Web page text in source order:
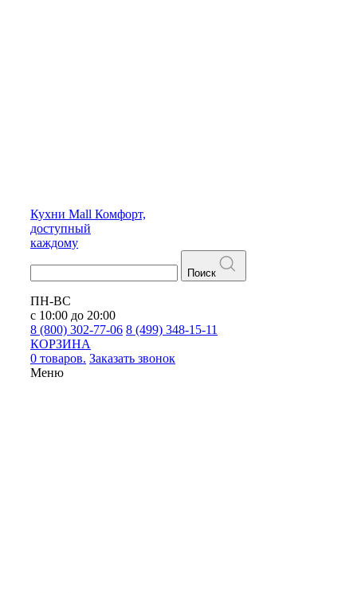
Кухни Mall Комфорт,
доступный
каждому
Поиск
ПН-ВС
с 10:00 до 20:00
8 (800) 302-77-06 8 (499) 348-15-11
КОРЗИНА
0 товаров. Заказать звонок
Меню